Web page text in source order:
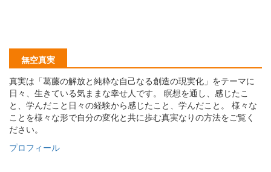
無空真実
真実は「葛藤の解放と純粋な自己なる創造の現実化」をテーマに
日々、生きている気ままな幸せ人です。 瞑想を通し、感じたこ
と、学んだこと日々の経験から感じたこと、学んだこと。 様々な
ことを様々な形で自分の変化と共に歩む真実なりの方法をご覧く
ださい。
プロフィール